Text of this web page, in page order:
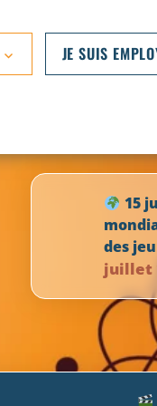
JE SUIS
15
des
juillet